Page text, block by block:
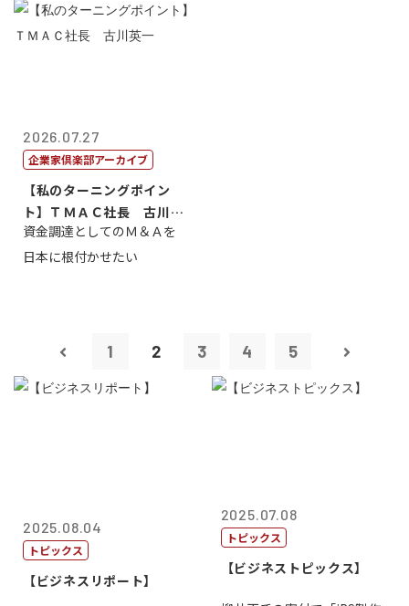
2026.07.27
企業家倶楽部アーカイブ
【私のターニングポイン
ト】ＴＭＡＣ社長 古川英
一
資金調達としてのＭ＆Ａを
日本に根付かせたい
1 2 3 4 5
2025.08.04
トピックス
【ビジネスリポート】
2025.07.08
トピックス
【ビジネストピックス】